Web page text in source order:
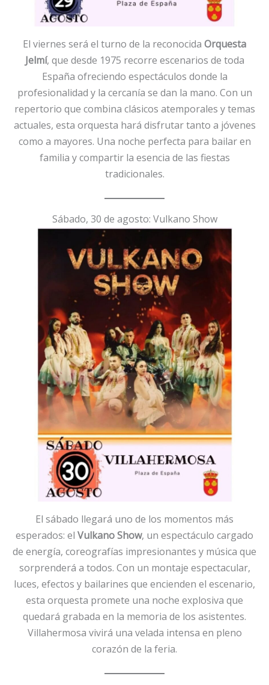
El viernes será el turno de la reconocida Orquesta
Jelmí, que desde 1975 recorre escenarios de toda
España ofreciendo espectáculos donde la
profesionalidad y la cercanía se dan la mano. Con un
repertorio que combina clásicos atemporales y temas
actuales, esta orquesta hará disfrutar tanto a jóvenes
como a mayores. Una noche perfecta para bailar en
familia y compartir la esencia de las fiestas
tradicionales.
Sábado, 30 de agosto: Vulkano Show
El sábado llegará uno de los momentos más
esperados: el Vulkano Show, un espectáculo cargado
de energía, coreografías impresionantes y música que
sorprenderá a todos. Con un montaje espectacular,
luces, efectos y bailarines que encienden el escenario,
esta orquesta promete una noche explosiva que
quedará grabada en la memoria de los asistentes.
Villahermosa vivirá una velada intensa en pleno
corazón de la feria.